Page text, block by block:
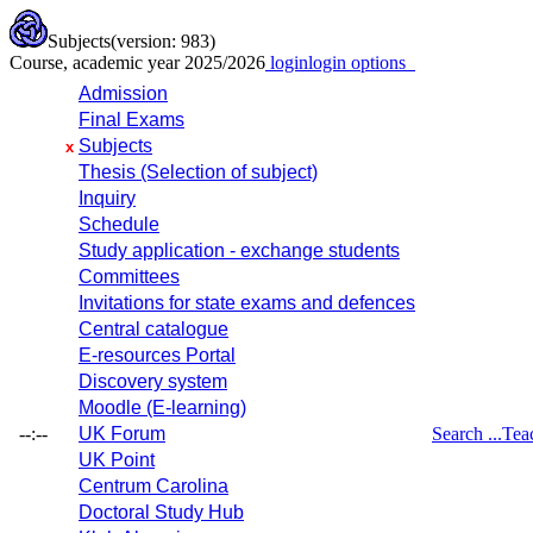
Subjects(version: 983)
Course, academic year 2025/2026 loginlogin options
--:--
Admission
Final Exams
x Subjects
Thesis (Selection of subject)
Inquiry
Schedule
Study application - exchange students
Committees
Invitations for state exams and defences
Central catalogue
E-resources Portal
Discovery system
Moodle (E-learning)
UK Forum
UK Point
Centrum Carolina
Doctoral Study Hub
Search ...